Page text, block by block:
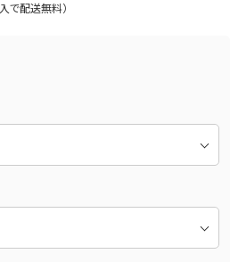
で配送無料）